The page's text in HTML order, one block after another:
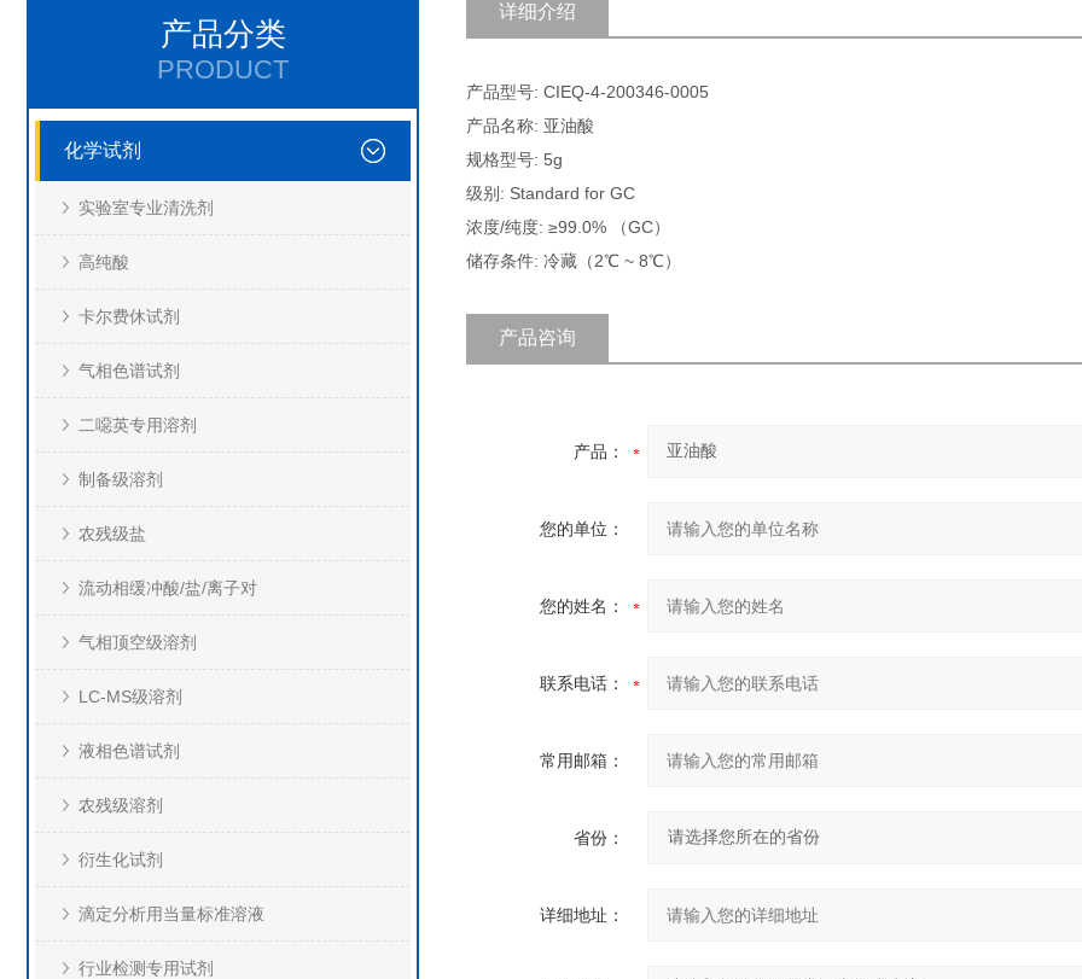
产品分类
PRODUCT
化学试剂
实验室专业清洗剂
高纯酸
卡尔费休试剂
气相色谱试剂
二噁英专用溶剂
制备级溶剂
农残级盐
流动相缓冲酸/盐/离子对
气相顶空级溶剂
LC-MS级溶剂
液相色谱试剂
农残级溶剂
衍生化试剂
滴定分析用当量标准溶液
行业检测专用试剂
详细介绍
产品型号: CIEQ-4-200346-0005
产品名称: 亚油酸
规格型号: 5g
级别: Standard for GC
浓度/纯度: ≥99.0% （GC）
储存条件: 冷藏（2℃ ~ 8℃）
产品咨询
产品：
您的单位：
您的姓名：
联系电话：
常用邮箱：
省份：
详细地址：